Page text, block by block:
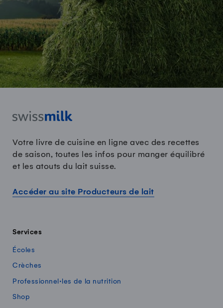
Votre livre de cuisine en ligne avec des recettes
de saison, toutes les infos pour manger équilibré
et les atouts du lait suisse.
Accéder au site Producteurs de lait
Services
Écoles
Crèches
Professionnel·les de la nutrition
Shop